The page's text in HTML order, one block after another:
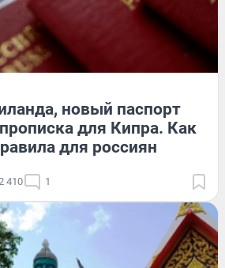
новый паспорт
для Кипра. Как
для россиян
410 1